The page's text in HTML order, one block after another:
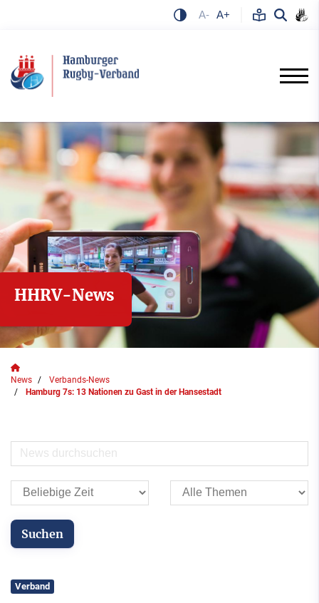
A- A+
HHRV-News
News
Verbands-News
Hamburg 7s: 13 Nationen zu Gast in der Hansestadt
Verband